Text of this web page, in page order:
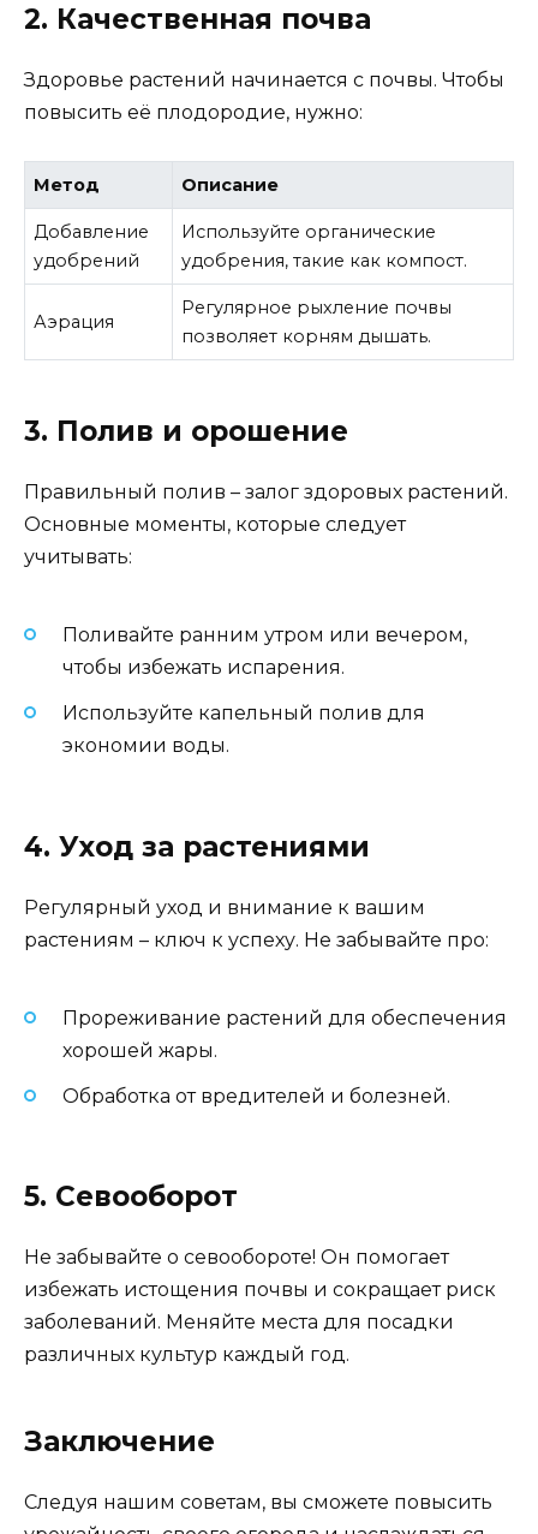
2. Качественная почва
Здоровье растений начинается с почвы. Чтобы
повысить её плодородие, нужно:
Метод Описание
Добавление
удобрений
Используйте органические
удобрения, такие как компост.
Аэрация
Регулярное рыхление почвы
позволяет корням дышать.
3. Полив и орошение
Правильный полив – залог здоровых растений.
Основные моменты, которые следует
учитывать:
Поливайте ранним утром или вечером,
чтобы избежать испарения.
Используйте капельный полив для
экономии воды.
4. Уход за растениями
Регулярный уход и внимание к вашим
растениям – ключ к успеху. Не забывайте про:
Прореживание растений для обеспечения
хорошей жары.
Обработка от вредителей и болезней.
5. Севооборот
Не забывайте о севообороте! Он помогает
избежать истощения почвы и сокращает риск
заболеваний. Меняйте места для посадки
различных культур каждый год.
Заключение
Следуя нашим советам, вы сможете повысить